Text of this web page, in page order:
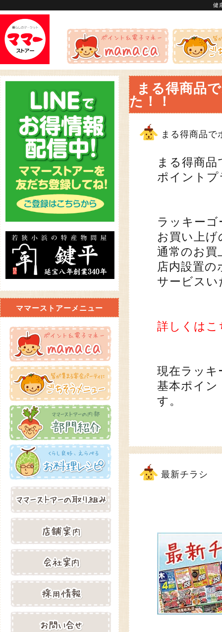
健
まる得商品
た！！
まる得商品で
まる得商
ポイント
ラッキー
お買い上
通常のお買
店内設置
サービス
詳しくはこ
現在ラッキ
基本ポイ
す。
最新チラシ
ママーストアーメニュー